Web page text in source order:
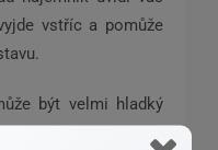
vstříc a pomůže
být velmi hladký
se opírá o správné